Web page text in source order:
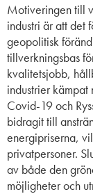
Motiveringen till
industri är att det
geopolitisk
tillverkningsbas
kvalitetsjobb,
industrier
Covid-19 och
bidragit till
energipriserna,
privatpersoner.
av både den
möjligheter och